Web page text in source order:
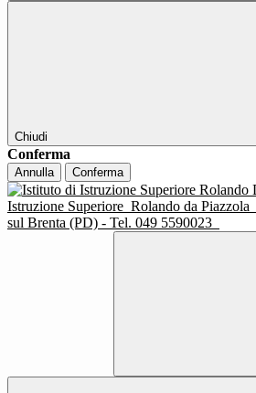
Chiudi
Conferma
Annulla Conferma
Istruzione Superiore Rolando da Piazzola
sul Brenta (PD) - Tel. 049 5590023